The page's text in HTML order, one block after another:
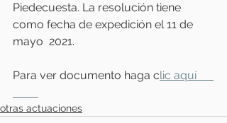
Piedecuesta. La resolución tiene
como fecha de expedición el 11 de
mayo  2021.
Para ver documento haga clic aquí
otras actuaciones